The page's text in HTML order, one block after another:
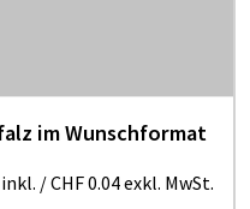
im Wunschformat
inkl. /CHF 0.04exkl. MwSt.